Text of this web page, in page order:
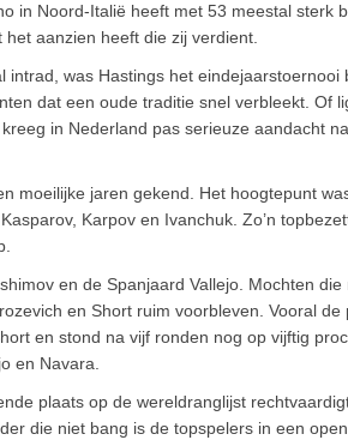
in Noord-Italië heeft met 53 meestal sterk
aanzien heeft die zij verdient.
was Hastings het eindejaarstoernooi
dat een oude traditie snel verbleekt. Of
in Nederland pas serieuze aandacht
moeilijke jaren gekend. Het hoogtepunt
Karpov en Ivanchuk. Zo’n
en de Spanjaard Vallejo. Mochten die
en Short ruim voorbleven. Vooral de
en stond na vijf ronden nog op vijftig
en Navara.
plaats op de wereldranglijst
die niet bang is de topspelers in een